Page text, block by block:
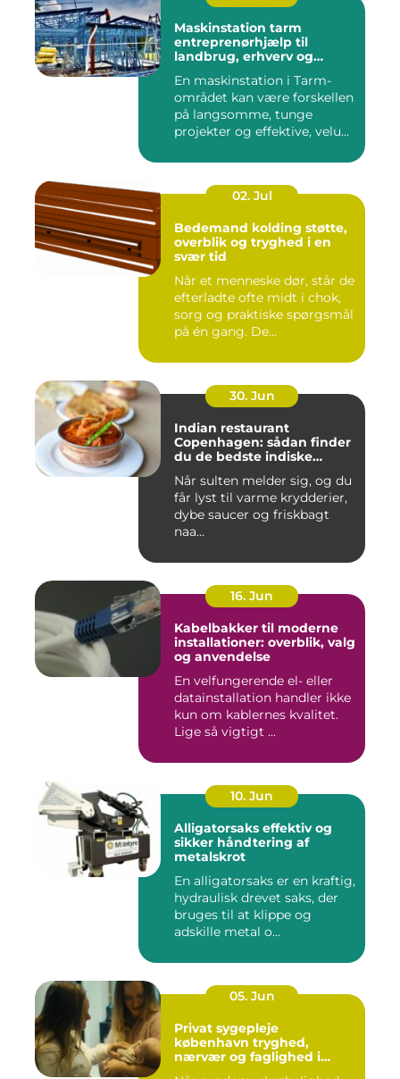
Maskinstation tarm
entreprenørhjælp til
landbrug, erhverv og
En maskinstation i Tarm-
området kan være forskellen
på langsomme, tunge
projekter og effektive, velu...
02. Jul
Bedemand kolding støtte,
overblik og tryghed i en
svær tid
Når et menneske dør, står de
efterladte ofte midt i chok,
sorg og praktiske spørgsmål
på én gang. De...
30. Jun
Indian restaurant
Copenhagen: sådan finder
du de bedste indiske
Når sulten melder sig, og du
får lyst til varme krydderier,
dybe saucer og friskbagt
naa...
16. Jun
Kabelbakker til moderne
installationer: overblik, valg
og anvendelse
En velfungerende el- eller
datainstallation handler ikke
kun om kablernes kvalitet.
Lige så vigtigt ...
10. Jun
Alligatorsaks effektiv og
sikker håndtering af
metalskrot
En alligatorsaks er en kraftig,
hydraulisk drevet saks, der
bruges til at klippe og
adskille metal o...
05. Jun
Privat sygepleje
københavn tryghed,
nærvær og faglighed i